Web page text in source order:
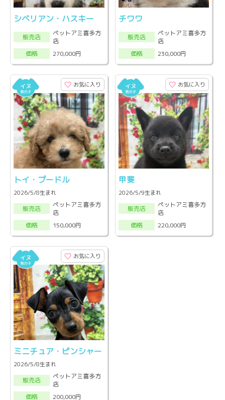
シベリアン・ハスキー
販売店
ペットアミ喜多方
店
価格
270,000円
チワワ
販売店
ペットアミ喜多方
店
価格
230,000円
お気に入り
トイ・プードル
2026/5/8生まれ
販売店
ペットアミ喜多方
店
価格
150,000円
お気に入り
甲斐
2026/5/9生まれ
販売店
ペットアミ喜多方
店
価格
220,000円
お気に入り
ミニチュア・ピンシャー
2026/5/8生まれ
販売店
ペットアミ喜多方
店
価格
200,000円